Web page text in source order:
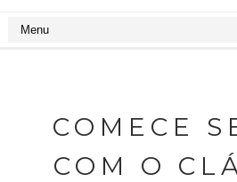
COMECE
COM O